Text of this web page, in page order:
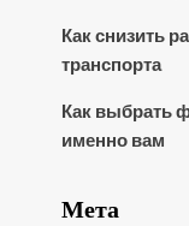
Как снизить
транспорта
Как выбрать
именно вам
Мета